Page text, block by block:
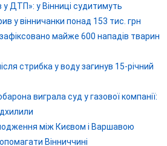
ДТП»: у Вінниці судитимуть
у вінничанки понад 153 тис. грн
зафіксовано майже 600 нападів тварин
стрибка у воду загинув 15-річний
виграла суд у газової компанії:
між Києвом і Варшавою
Вінниччині